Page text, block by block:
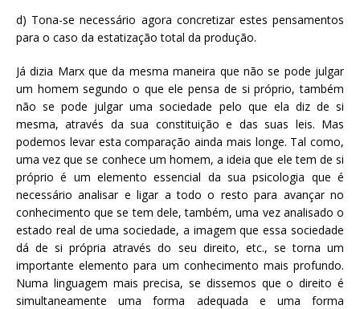
d) Tona-se necessário agora concretizar estes pensamentos
para o caso da estatização total da produção.
Já dizia Marx que da mesma maneira que não se pode julgar
um homem segundo o que ele pensa de si próprio, também
não se pode julgar uma sociedade pelo que ela diz de si
mesma, através da sua constituição e das suas leis. Mas
podemos levar esta comparação ainda mais longe. Tal como,
uma vez que se conhece um homem, a ideia que ele tem de si
próprio é um elemento essencial da sua psicologia que é
necessário analisar e ligar a todo o resto para avançar no
conhecimento que se tem dele, também, uma vez analisado o
estado real de uma sociedade, a imagem que essa sociedade
dá de si própria através do seu direito, etc., se torna um
importante elemento para um conhecimento mais profundo.
Numa linguagem mais precisa, se dissemos que o direito é
simultaneamente uma forma adequada e uma forma